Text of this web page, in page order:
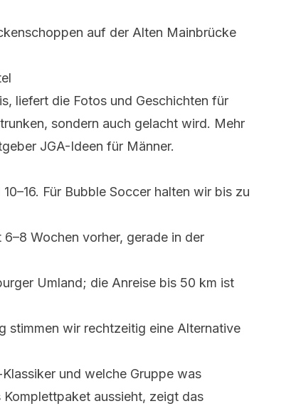
auf der Alten Mainbrücke
liefert die Fotos und Geschichten für
sondern auch gelacht wird. Mehr
JGA-Ideen für Männer.
Für Bubble Soccer halten wir bis zu
Wochen vorher, gerade in der
Umland; die Anreise bis 50 km ist
stimmen wir rechtzeitig eine Alternative
und welche Gruppe was
Komplettpaket aussieht, zeigt das